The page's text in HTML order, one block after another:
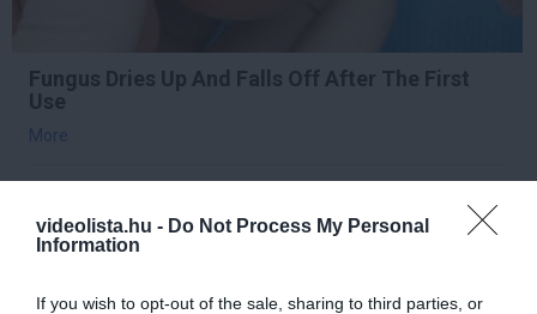
videolista.hu - Do Not Process My Personal
Information
If you wish to opt-out of the sale, sharing to third parties, or
Fungus Dries Up And Falls Off After The First
Use
More